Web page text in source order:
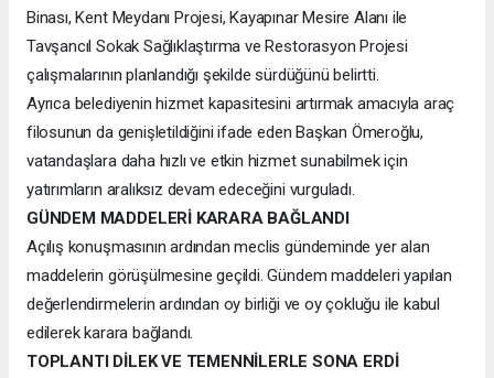
Binası, Kent Meydanı Projesi, Kayapınar Mesire Alanı ile
Tavşancıl Sokak Sağlıklaştırma ve Restorasyon Projesi
çalışmalarının planlandığı şekilde sürdüğünü belirtti.
Ayrıca belediyenin hizmet kapasitesini artırmak amacıyla araç
filosunun da genişletildiğini ifade eden Başkan Ömeroğlu,
vatandaşlara daha hızlı ve etkin hizmet sunabilmek için
yatırımların aralıksız devam edeceğini vurguladı.
GÜNDEM MADDELERİ KARARA BAĞLANDI
Açılış konuşmasının ardından meclis gündeminde yer alan
maddelerin görüşülmesine geçildi. Gündem maddeleri yapılan
değerlendirmelerin ardından oy birliği ve oy çokluğu ile kabul
edilerek karara bağlandı.
TOPLANTI DİLEK VE TEMENNİLERLE SONA ERDİ